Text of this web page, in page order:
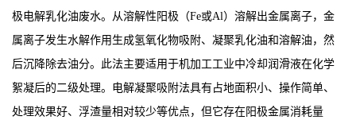
极电解乳化油废水。从溶解性阳极（Fe或Al）溶解出金属离子，金
属离子发生水解作用生成氢氧化物吸附、凝聚乳化油和溶解油，然
后沉降除去油分。此法主要适用于机加工工业中冷却润滑液在化学
絮凝后的二级处理。电解凝聚吸附法具有占地面积小、操作简单、
处理效果好、浮渣量相对较少等优点，但它存在阳极金属消耗量